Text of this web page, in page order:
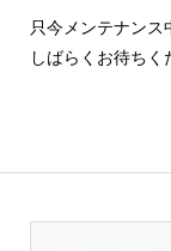
只今メンテナンス
しばらくお待ちく